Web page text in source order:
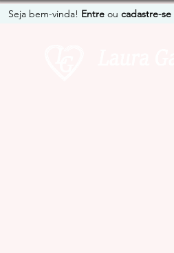
Seja bem-vinda! Entre ou cadastre-se